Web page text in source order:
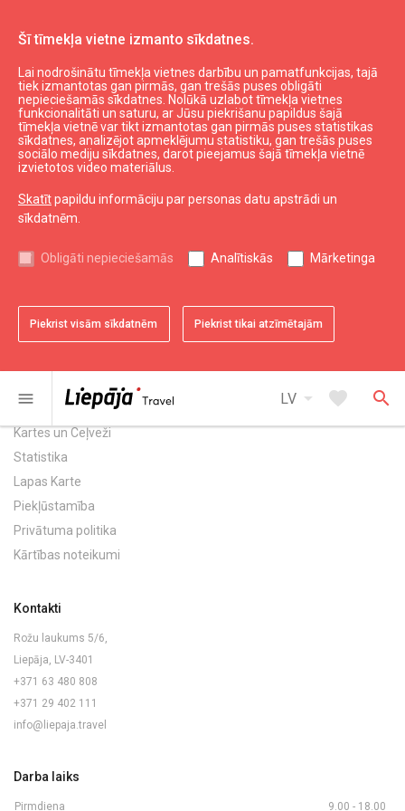
Šī tīmekļa vietne izmanto sīkdatnes.
Lai nodrošinātu tīmekļa vietnes darbību un pamatfunkcijas, tajā
tiek izmantotas gan pirmās, gan trešās puses obligāti
nepieciešamās sīkdatnes. Nolūkā uzlabot tīmekļa vietnes
funkcionalitāti un saturu, ar Jūsu piekrišanu papildus šajā
tīmekļa vietnē var tikt izmantotas gan pirmās puses statistikas
sīkdatnes, analizējot apmeklējumu statistiku, gan trešās puses
sociālo mediju sīkdatnes, darot pieejamus šajā tīmekļa vietnē
izvietotos video materiālus.
Skatītpapildu informāciju par personas datu apstrādi un
sīkdatnēm.
Obligāti nepieciešamās Analītiskās Mārketinga
Piekrist visām sīkdatnēm Piekrist tikai atzīmētajām
menu LV arrow_drop_down favorite search
Aktuāli Jaunumi
Uz augšu expand_less
Informācija
Liepājas kultūra
Liepājas sports
Kurzemes tūrisms
Noderīgi
Kartes un Ceļveži
Statistika
Lapas Karte
Piekļūstamība
Privātuma politika
Kārtības noteikumi
Kontakti
Rožu laukums 5/6,
Liepāja, LV-3401
+371 63 480 808
+371 29 402 111
info@liepaja.travel
Darba laiks
Pirmdiena 9.00 - 18.00